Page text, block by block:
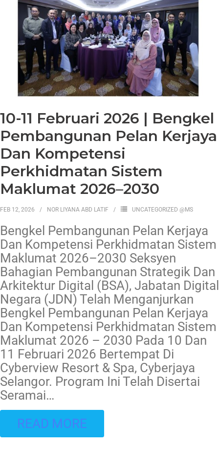
10-11 Februari 2026 | Bengkel
Pembangunan Pelan Kerjaya
Dan Kompetensi
Perkhidmatan Sistem
Maklumat 2026–2030
FEB 12, 2026 NOR LIYANA ABD LATIF UNCATEGORIZED @MS
Bengkel Pembangunan Pelan Kerjaya
Dan Kompetensi Perkhidmatan Sistem
Maklumat 2026–2030 Seksyen
Bahagian Pembangunan Strategik Dan
Arkitektur Digital (BSA), Jabatan Digital
Negara (JDN) Telah Menganjurkan
Bengkel Pembangunan Pelan Kerjaya
Dan Kompetensi Perkhidmatan Sistem
Maklumat 2026 – 2030 Pada 10 Dan
11 Februari 2026 Bertempat Di
Cyberview Resort & Spa, Cyberjaya
Selangor. Program Ini Telah Disertai
Seramai…
READ MORE